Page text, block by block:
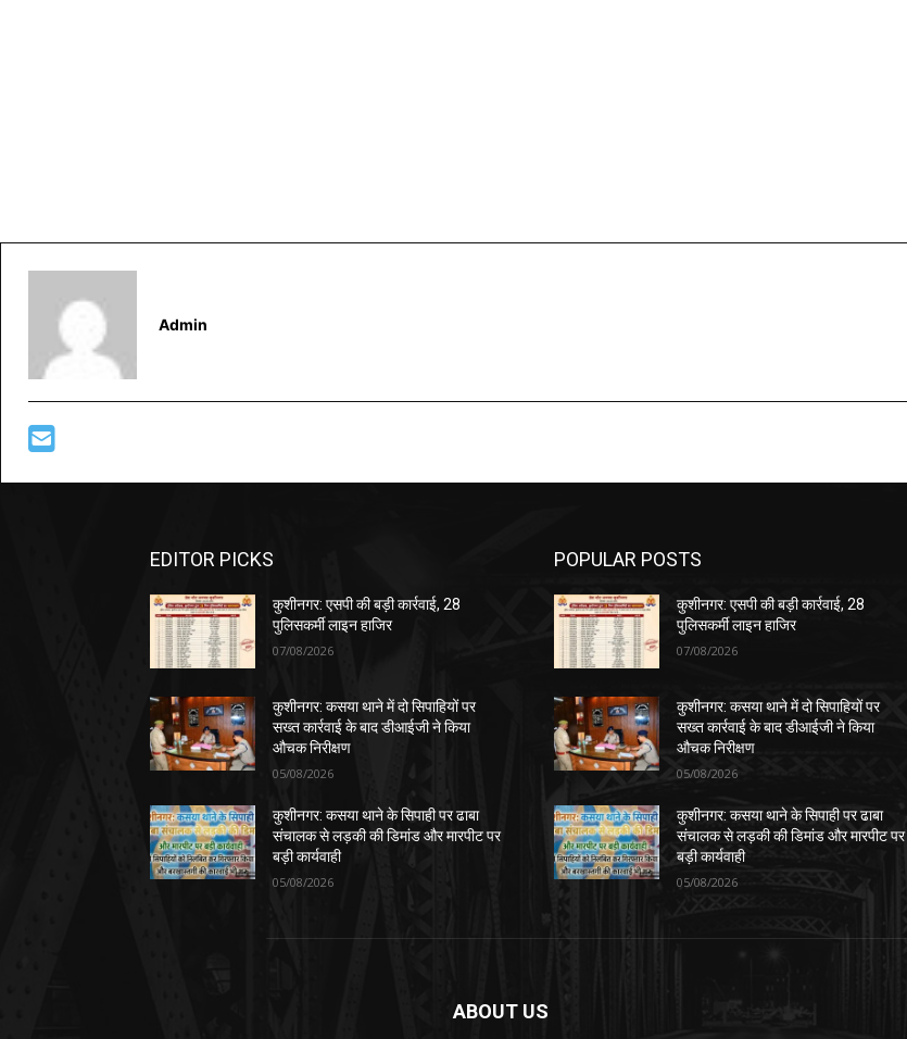
Admin
EDITOR PICKS
कुशीनगर: एसपी की बड़ी कार्रवाई, 28
पुलिसकर्मी लाइन हाजिर
07/08/2026
कुशीनगर: कसया थाने में दो सिपाहियों पर
सख्त कार्रवाई के बाद डीआईजी ने किया
औचक निरीक्षण
05/08/2026
कुशीनगर: कसया थाने के सिपाही पर ढाबा
संचालक से लड़की की डिमांड और मारपीट पर
बड़ी कार्यवाही
05/08/2026
POPULAR POSTS
कुशीनगर: एसपी की बड़ी कार्रवाई, 28
पुलिसकर्मी लाइन हाजिर
07/08/2026
कुशीनगर: कसया थाने में दो सिपाहियों पर
सख्त कार्रवाई के बाद डीआईजी ने किया
औचक निरीक्षण
05/08/2026
कुशीनगर: कसया थाने के सिपाही पर ढाबा
संचालक से लड़की की डिमांड और मारपीट पर
बड़ी कार्यवाही
05/08/2026
ABOUT US